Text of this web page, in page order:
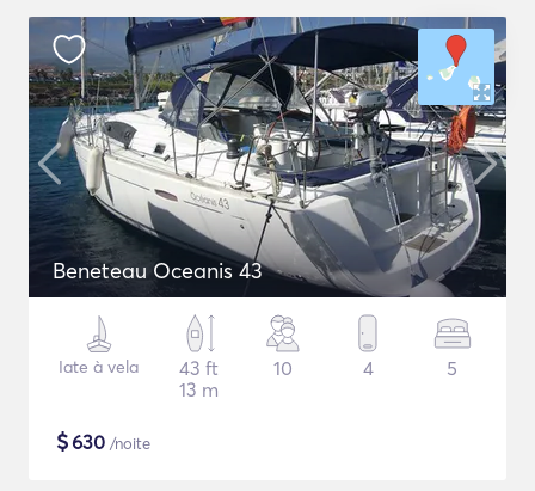
Beneteau Oceanis 43
Iate à vela
43 ft
13 m
10 4 5
$630 /noite